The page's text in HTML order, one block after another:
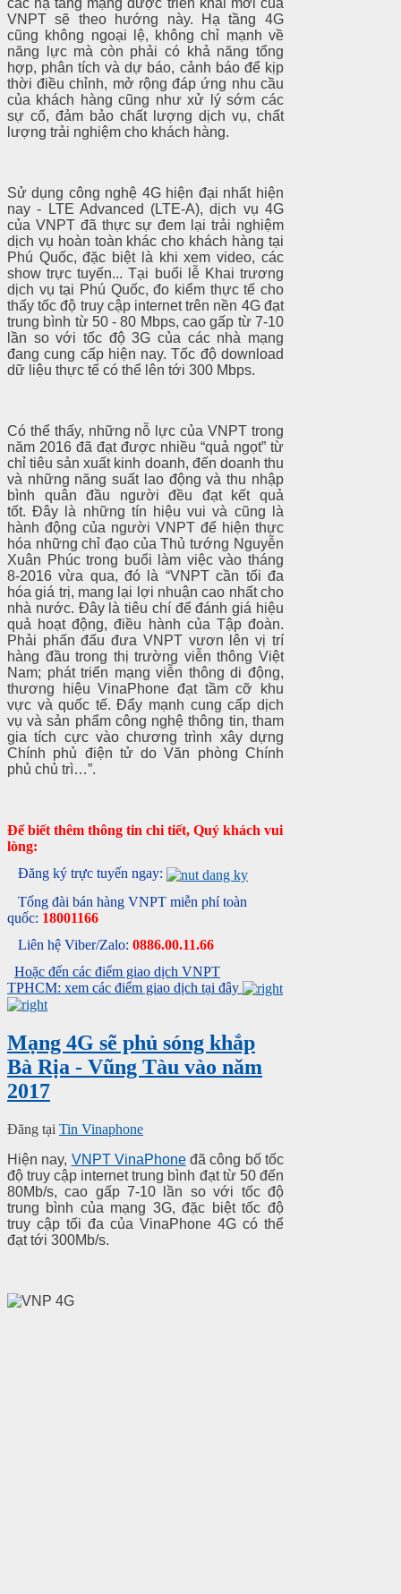
các hạ tầng mạng được triển khai mới của
VNPT sẽ theo hướng này. Hạ tầng 4G
cũng không ngoại lệ, không chỉ mạnh về
năng lực mà còn phải có khả năng tổng
hợp, phân tích và dự báo, cảnh báo để kịp
thời điều chỉnh, mở rộng đáp ứng nhu cầu
của khách hàng cũng như xử lý sớm các
sự cố, đảm bảo chất lượng dịch vụ, chất
lượng trải nghiệm cho khách hàng.
Sử dụng công nghệ 4G hiện đại nhất hiện
nay - LTE Advanced (LTE-A), dịch vụ 4G
của VNPT đã thực sự đem lại trải nghiệm
dịch vụ hoàn toàn khác cho khách hàng tại
Phú Quốc, đặc biệt là khi xem video, các
show trực tuyến... Tại buổi lễ Khai trương
dịch vụ tại Phú Quốc, đo kiểm thực tế cho
thấy tốc độ truy cập internet trên nền 4G đạt
trung bình từ 50 - 80 Mbps, cao gấp từ 7-10
lần so với tốc độ 3G của các nhà mạng
đang cung cấp hiện nay. Tốc độ download
dữ liệu thực tế có thể lên tới 300 Mbps.
Có thể thấy, những nỗ lực của VNPT trong
năm 2016 đã đạt được nhiều “quả ngọt” từ
chỉ tiêu sản xuất kinh doanh, đến doanh thu
và những năng suất lao động và thu nhập
bình quân đầu người đều đạt kết quả
tốt. Đây là những tín hiệu vui và cũng là
hành động của người VNPT để hiện thực
hóa những chỉ đạo của Thủ tướng Nguyễn
Xuân Phúc trong buổi làm việc vào tháng
8-2016 vừa qua, đó là “VNPT cần tối đa
hóa giá trị, mang lại lợi nhuận cao nhất cho
nhà nước. Đây là tiêu chí để đánh giá hiệu
quả hoạt động, điều hành của Tập đoàn.
Phải phấn đấu đưa VNPT vươn lên vị trí
hàng đầu trong thị trường viễn thông Việt
Nam; phát triển mạng viễn thông di động,
thương hiệu VinaPhone đạt tầm cỡ khu
vực và quốc tế. Đẩy mạnh cung cấp dịch
vụ và sản phẩm công nghệ thông tin, tham
gia tích cực vào chương trình xây dựng
Chính phủ điện tử do Văn phòng Chính
phủ chủ trì…”.
Để biết thêm thông tin chi tiết, Quý khách vui
lòng:
Đăng ký trực tuyến ngay:
Tổng đài bán hàng VNPT miễn phí toàn
quốc: 18001166
Liên hệ Viber/Zalo: 0886.00.11.66
Hoặc đến các điểm giao dịch VNPT
TPHCM: xem các điểm giao dịch tại đây
Mạng 4G sẽ phủ sóng khắp
Bà Rịa - Vũng Tàu vào năm
2017
Đăng tại Tin Vinaphone
Hiện nay, VNPT VinaPhoneđã công bố tốc
độ truy cập internet trung bình đạt từ 50 đến
80Mb/s, cao gấp 7-10 lần so với tốc độ
trung bình của mạng 3G, đặc biệt tốc độ
truy cập tối đa của VinaPhone 4G có thể
đạt tới 300Mb/s.